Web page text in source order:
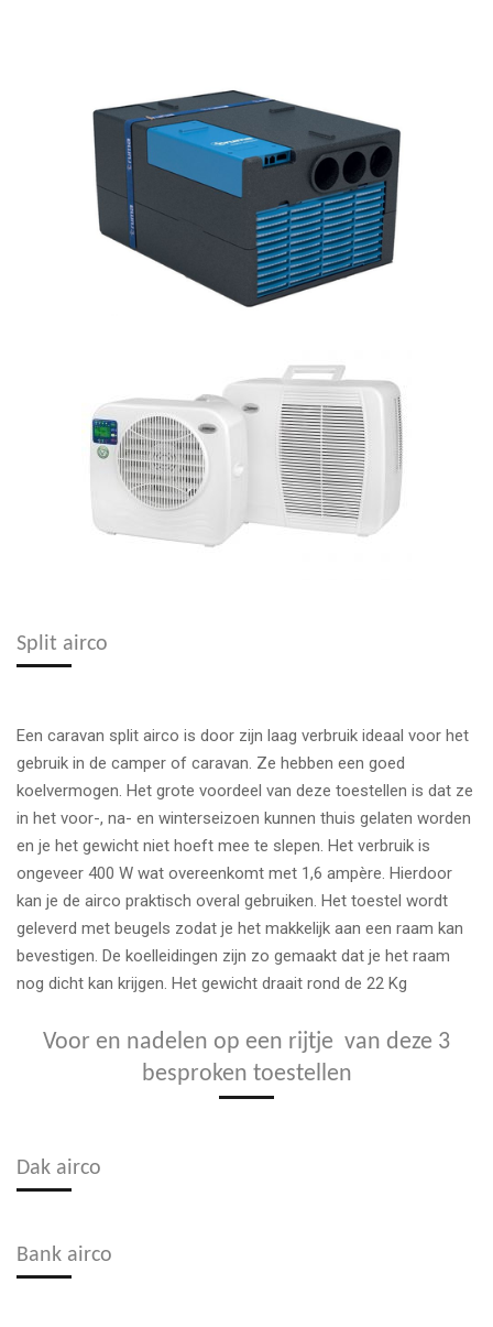
Split airco
Een caravan split airco is door zijn laag verbruik ideaal voor het
gebruik in de camper of caravan. Ze hebben een goed
koelvermogen. Het grote voordeel van deze toestellen is dat ze
in het voor-, na- en winterseizoen kunnen thuis gelaten worden
en je het gewicht niet hoeft mee te slepen. Het verbruik is
ongeveer 400 W wat overeenkomt met 1,6 ampère. Hierdoor
kan je de airco praktisch overal gebruiken. Het toestel wordt
geleverd met beugels zodat je het makkelijk aan een raam kan
bevestigen. De koelleidingen zijn zo gemaakt dat je het raam
nog dicht kan krijgen. Het gewicht draait rond de 22 Kg
Voor en nadelen op een rijtje van deze 3
besproken toestellen
Dak airco
Bank airco